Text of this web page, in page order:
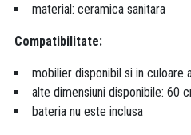
material: ceramica sanitara
Compatibilitate:
mobilier disponibil si in culoare
alte dimensiuni disponibile: 60
bateria nu este inclusa